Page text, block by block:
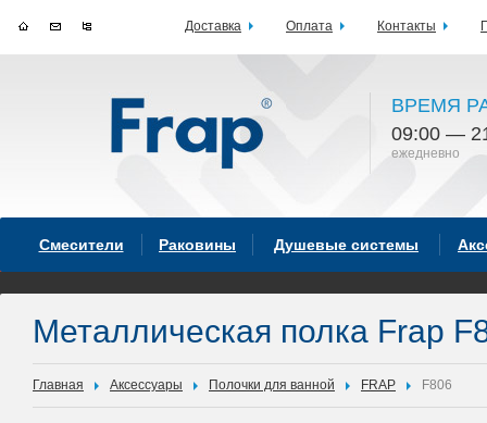
ВРЕМЯ
09:00 —
ежедневно
Смесители Раковины Душевые системы
Металлическая полка Frap
Главная Аксессуары Полочки для ванной FRAP F806
Доставка Оплата Контакты